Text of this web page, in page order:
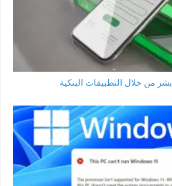
من خلال التطبيقات البنكية